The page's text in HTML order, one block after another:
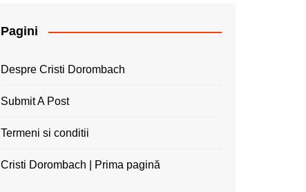
Pagini
Despre Cristi Dorombach
Submit A Post
Termeni si conditii
Cristi Dorombach | Prima pagină